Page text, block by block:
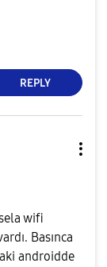
REPLY
wifi
Basınca
androidde